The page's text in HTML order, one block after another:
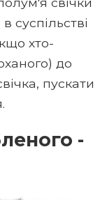
суспільстві
хто-
до
пускати
-